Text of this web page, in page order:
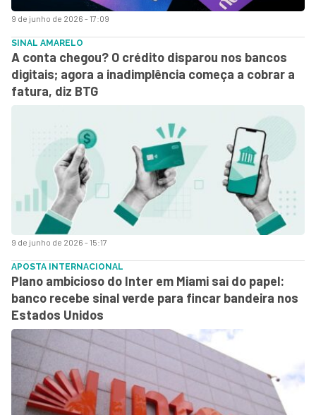
9 de junho de 2026 - 17:09
9 de junho de 2026 - 15:17
SINAL AMARELO
A conta chegou? O crédito disparou nos bancos
digitais; agora a inadimplência começa a cobrar a
fatura, diz BTG
APOSTA INTERNACIONAL
Plano ambicioso do Inter em Miami sai do papel:
banco recebe sinal verde para fincar bandeira nos
Estados Unidos